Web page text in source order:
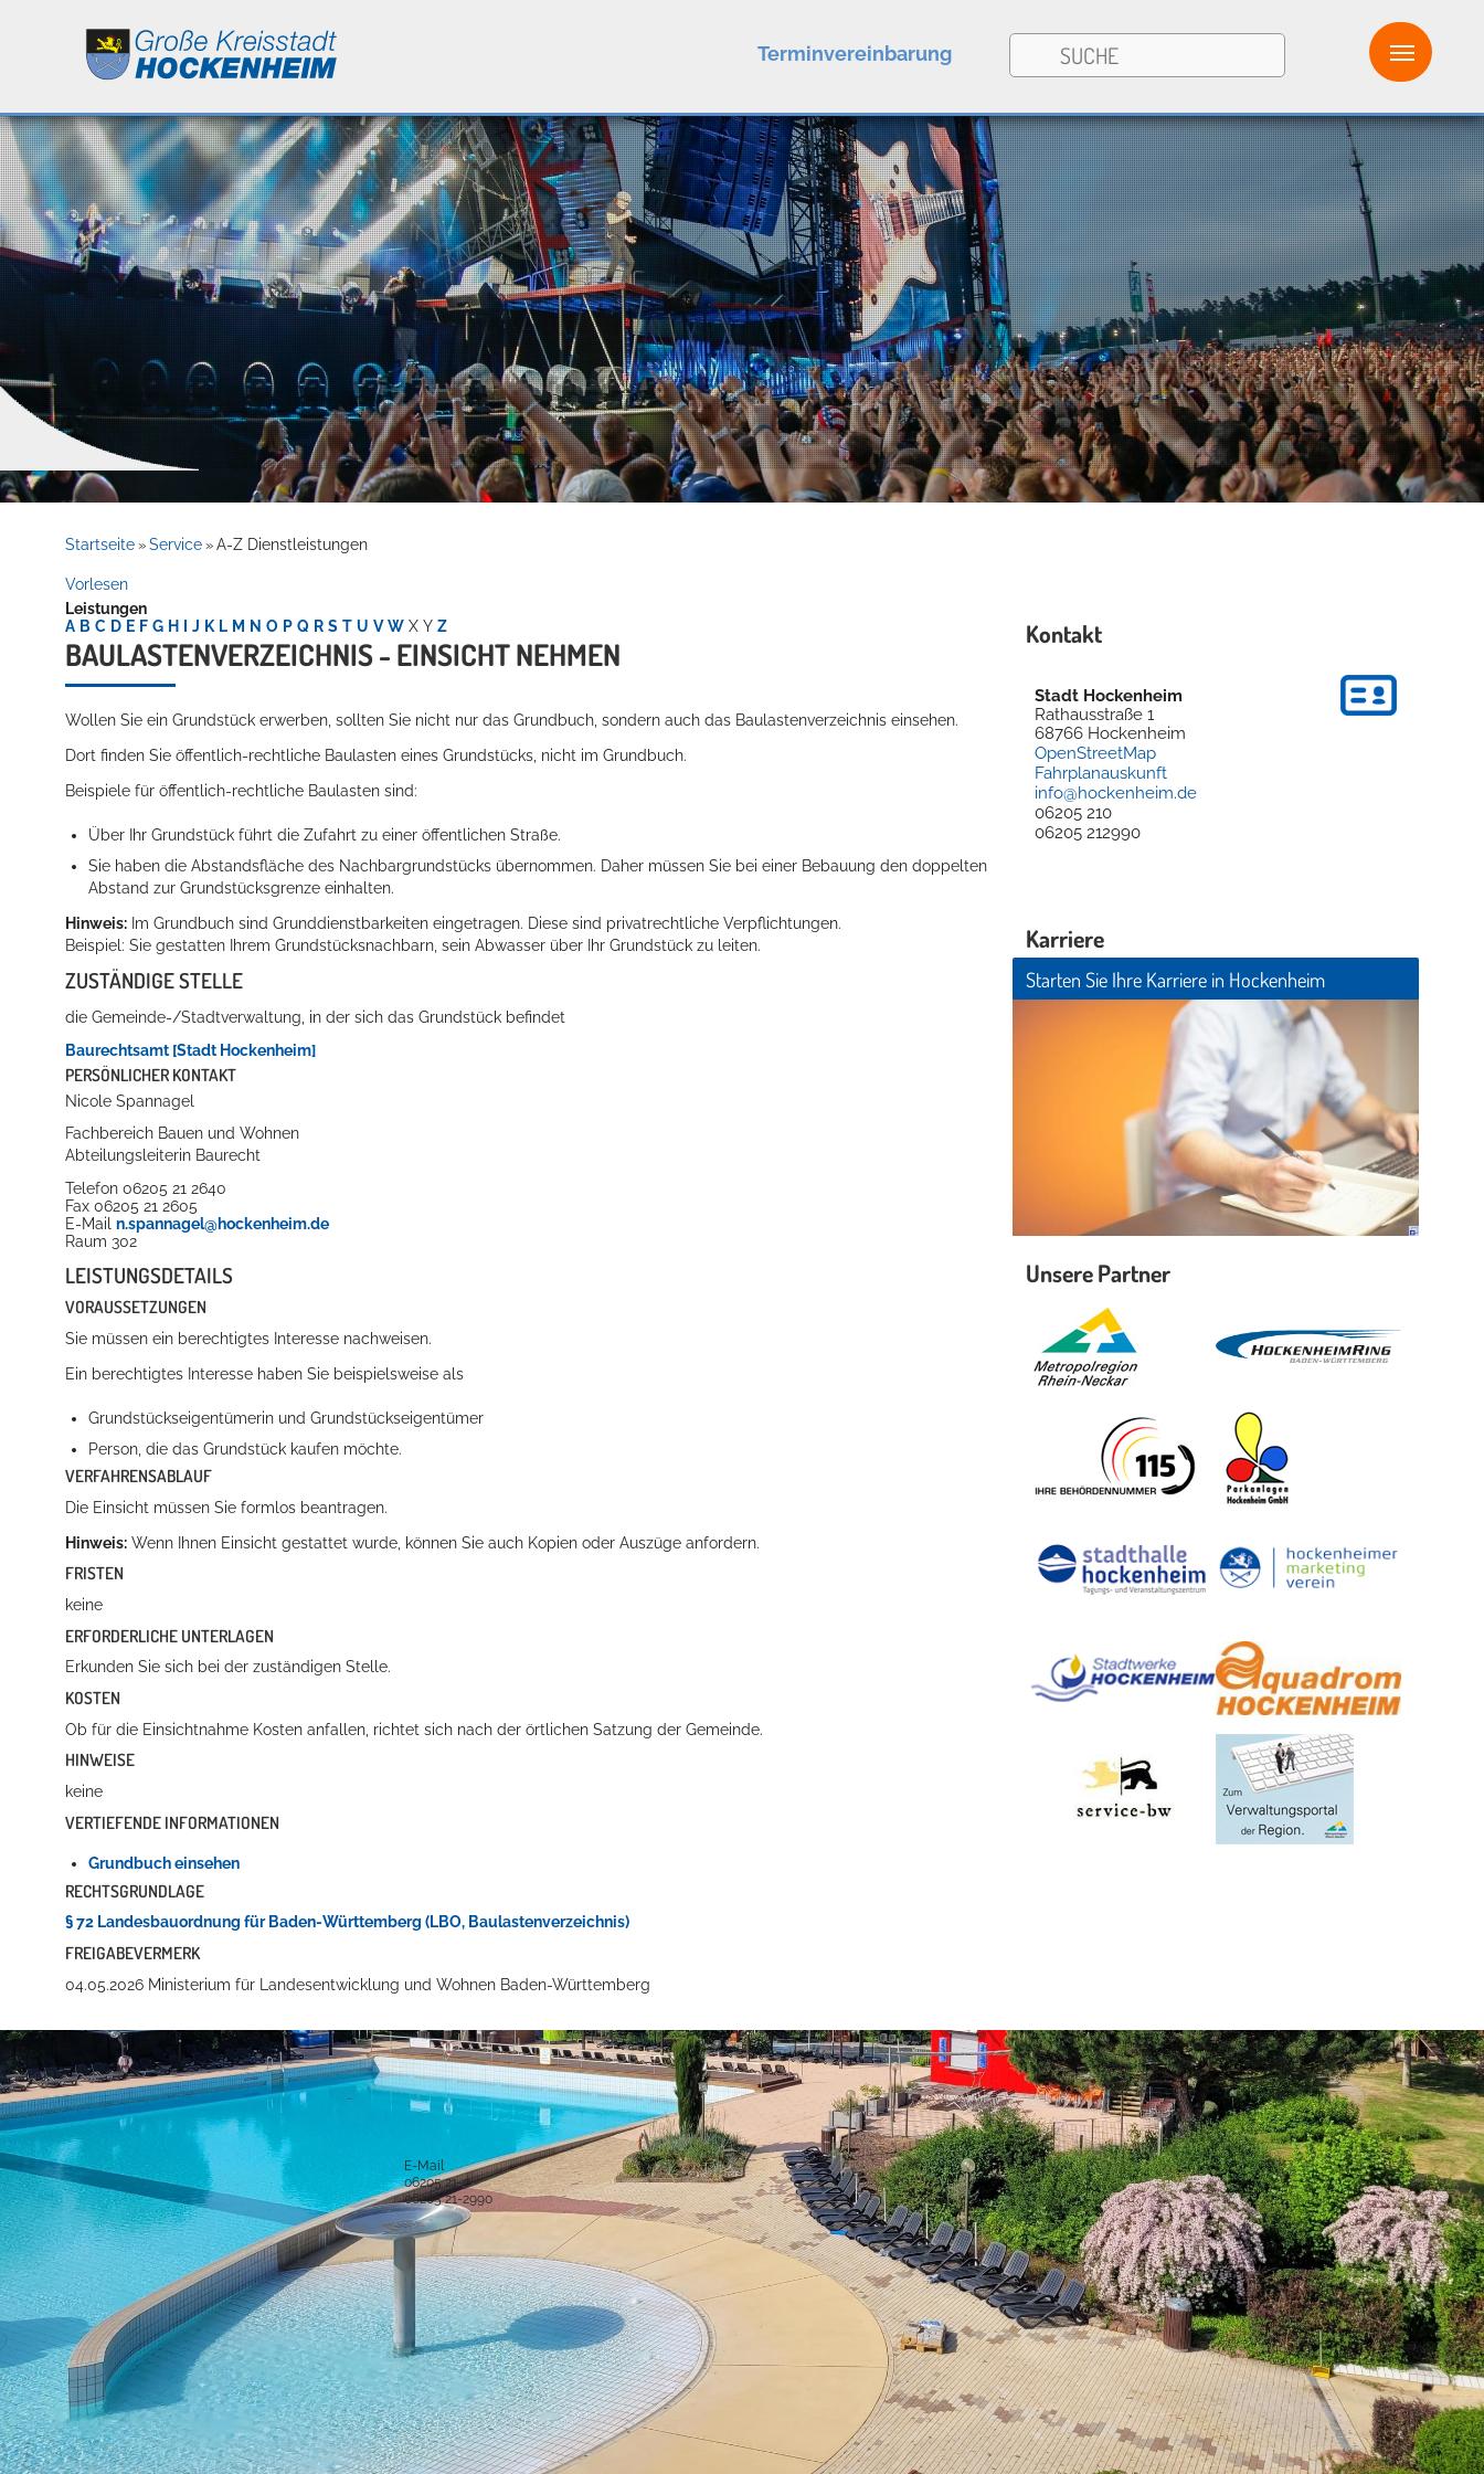
Leben
Kultur
Service
Terminvereinbarung
Willkommen in Hockenheim
Die Stadthalle Hockenheim bietet den perfekten Standort für Events aller Art!
mehr dazu...
Startseite » Service » A-Z Dienstleistungen
Vorlesen
Leistungen
A B C D E F G H J K L M N O P Q R S T U V W X Y Z
BAULASTENVERZEICHNIS - EINSICHT NEHMEN
Wollen Sie ein Grundstück erwerben, sollten Sie nicht nur das Grundbuch, sondern auch das Baulastenverzeichnis einsehen.
Dort finden Sie öffentlich-rechtliche Baulasten eines Grundstücks, nicht im Grundbuch.
Beispiele für öffentlich-rechtliche Baulasten sind:
Über Ihr Grundstück führt die Zufahrt zu einer öffentlichen Straße.
Sie haben die Abstandsfläche des Nachbargrundstücks übernommen. Daher müssen Sie bei einer Bebauung den doppelten
Abstand zur Grundstücksgrenze einhalten.
Hinweis: Im Grundbuch sind Grunddienstbarkeiten eingetragen. Diese sind privatrechtliche Verpflichtungen.
Beispiel: Sie gestatten Ihrem Grundstücksnachbarn, sein Abwasser über Ihr Grundstück zu leiten.
ZUSTÄNDIGE STELLE
die Gemeinde-/Stadtverwaltung, in der sich das Grundstück befindet
Baurechtsamt [Stadt Hockenheim]
PERSÖNLICHER KONTAKT
Nicole Spannagel
Fachbereich Bauen und Wohnen
Abteilungsleiterin Baurecht
Telefon 06205 21 2640
Fax 06205 21 2605
E-Mail n.spannagel@hockenheim.de
Raum 302
LEISTUNGSDETAILS
VORAUSSETZUNGEN
Sie müssen ein berechtigtes Interesse nachweisen.
Ein berechtigtes Interesse haben Sie beispielsweise als
Grundstückseigentümerin und Grundstückseigentümer
Person, die das Grundstück kaufen möchte.
VERFAHRENSABLAUF
Die Einsicht müssen Sie formlos beantragen.
Hinweis: Wenn Ihnen Einsicht gestattet wurde, können Sie auch Kopien oder Auszüge anfordern.
FRISTEN
keine
ERFORDERLICHE UNTERLAGEN
Erkunden Sie sich bei der zuständigen Stelle.
KOSTEN
Ob für die Einsichtnahme Kosten anfallen, richtet sich nach der örtlichen Satzung der Gemeinde.
HINWEISE
keine
VERTIEFENDE INFORMATIONEN
Grundbuch einsehen
RECHTSGRUNDLAGE
§ 72 Landesbauordnung für Baden-Württemberg (LBO, Baulastenverzeichnis)
FREIGABEVERMERK
04.05.2026 Ministerium für Landesentwicklung und Wohnen Baden-Württemberg
Kontakt
Stadt Hockenheim
Rathausstraße 1
68766 Hockenheim
OpenStreetMap
Fahrplanauskunft
info@hockenheim.de
06205 210
06205 212990
Karriere
Starten Sie Ihre Karriere in Hockenheim
Unsere Partner
Anschrift und Bankverbindung
Stadt Hockenheim
Rathausstraße 1
68766 Hockenheim
Postanschrift
Postfach 15 48
68758 Hockenheim
Bankverbindung
IBAN: DE52 6725 0020 0006 2012 53
BIC: SOLADES1HDB
Sparkasse Heidelberg
IBAN: DE61 5479 0000 0001 0061 50
BIC: GENODE61SPE
Volksbank Kur- und Rheinpfalz eG
Kontakt
Alle Ansprechpartner
E-Mail
06205 21-0
06205 21-2990
Sichere Kommunikation
Service-Portal BW
Was ist das Service-Portal Baden-Württemberg?
virtuelle Poststelle
Was ist die virtuelle Poststelle?
Öffnungszeiten
Mo - Fr:
Sa - So:
08 - 12 Uhr
14 - 18 Uhr
geschlossen
Öffnungszeiten Bürgerbüro
Mo - Fr:
Mo, Di, Do:
08 - 12 Uhr
14 - 15.30 Uhr
14 - 18 Uhr (Nur mit Termin)
Dienste
Stadtplan
Newsletter
Mängelmelder
Erklärung zur Barrierefreiheit
Social-Media
Copyright © 2016 Stadt Hockenheim Impressum Datenschutz Cookiespowered byKomm.ONE